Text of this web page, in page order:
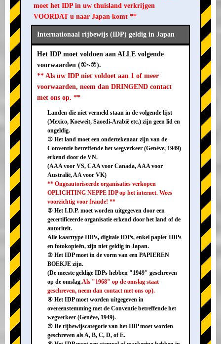
moet het IDP in uw thuisland verkrijgen
VOORDAT u naar Japan komt **
Internationaal rijbewijs (IDP) geldig in Japan
Het IDP moet voldoen aan ALLE volgende
voorwaarden (①~⑦).
** Als uw IDP niet voldoet aan 1 of meer
voorwaarden, neem dan DRINGEND contact
met ons op. **
Landen die niet vermeld staan in de volgende lijst
(Mexico, Koeweit, Saoedi-Arabië etc.) zijn geen lid en
ongeldig.
① Het land moet een ondertekenaar zijn van de
Conventie betreffende het wegverkeer (Genève, 1949)
erkend door de VN.
(AAA voor VS, CAA voor Canada, AAA voor
Australië, AA voor VK)
** Ongeautoriseerde organisaties verkopen
OPLICHTING NEPPE IDP op het internet. Wees
voorzichtig voor fraude! **
② Het I.D.P. moet worden uitgegeven door een
gecertificeerde organisatie erkend door het land of de
autoriteit.
Alle kaarttype IDPs, digitale IDPs, enkel papier IDPs
en fotokopieën, zijn niet geldig in Japan.
③ Het IDP moet in de vorm van een PAPIEREN
BOEKJE zijn.
(De meeste geldige IDPs hebben "1949" geschreven
op de omslag.Als "1968" op de omslag staat
geschreven, neem dan contact met ons op).
④ Het IDP moet worden uitgegeven in
overeenstemming met de Conventie betreffende het
wegverkeer (Genève, 1949).
⑤ De rijbewijscategorie van het IDP moet worden
geschreven als A, B, C, D, of E.